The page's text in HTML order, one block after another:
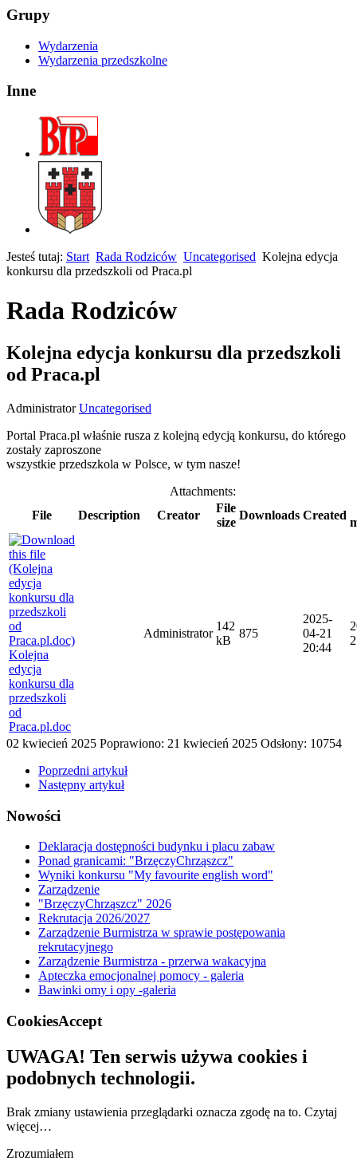
Grupy
Wydarzenia
Wydarzenia przedszkolne
Inne
Jesteś tutaj: Start Rada Rodziców Uncategorised Kolejna edycja
konkursu dla przedszkoli od Praca.pl
Rada Rodziców
Kolejna edycja konkursu dla przedszkoli
od Praca.pl
Administrator Uncategorised
Portal Praca.pl właśnie rusza z kolejną edycją konkursu, do którego
zostały zaproszone
wszystkie przedszkola w Polsce, w tym nasze!
Attachments:
File
Description Creator
File
size
Downloads Created
Kolejna
edycja
konkursu dla
przedszkoli
od
Praca.pl.doc
Administrator
142
kB
875
2025-
04-21
20:44
02 kwiecień 2025 Poprawiono: 21 kwiecień 2025 Odsłony: 10754
Poprzedni artykuł
Następny artykuł
Nowości
Deklaracja dostępności budynku i placu zabaw
Ponad granicami: "BrzęczyChrząszcz"
Wyniki konkursu "My favourite english word"
Zarządzenie
"BrzęczyChrząszcz" 2026
Rekrutacja 2026/2027
Zarządzenie Burmistrza w sprawie postępowania
rekrutacyjnego
Zarządzenie Burmistrza - przerwa wakacyjna
Apteczka emocjonalnej pomocy - galeria
Bawinki omy i opy -galeria
CookiesAccept
UWAGA! Ten serwis używa cookies i
podobnych technologii.
Brak zmiany ustawienia przeglądarki oznacza zgodę na to. Czytaj
więcej…
Zrozumiałem